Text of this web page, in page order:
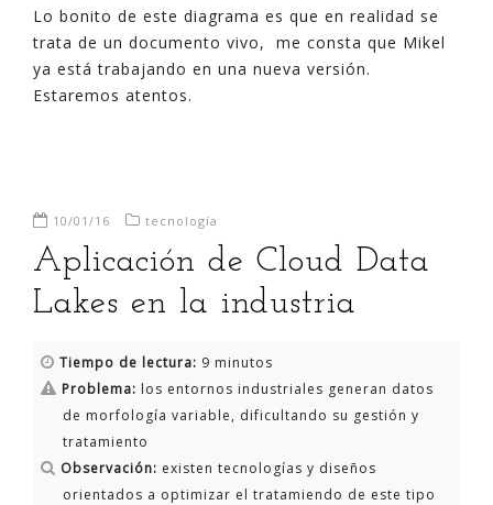
Lo bonito de este diagrama es que en realidad se
trata de un documento vivo, me consta que Mikel
ya está trabajando en una nueva versión.
Estaremos atentos.
10/01/16 tecnología
Aplicación de Cloud Data
Lakes en la industria
Tiempo de lectura: 9 minutos
Problema: los entornos industriales generan datos
de morfología variable, dificultando su gestión y
tratamiento
Observación: existen tecnologías y diseños
orientados a optimizar el tratamiendo de este tipo